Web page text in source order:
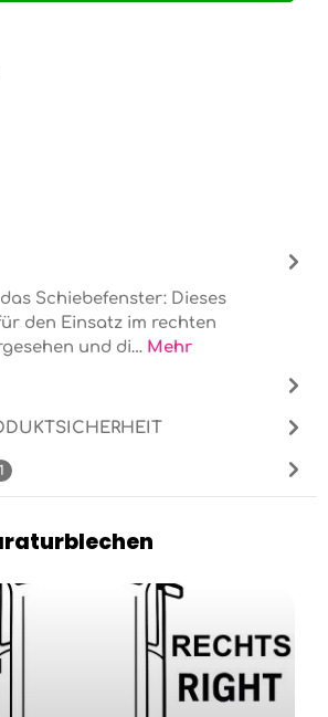
Schiebefenster: Dieses
den Einsatz im rechten
und di… Mehr
1
überspringen